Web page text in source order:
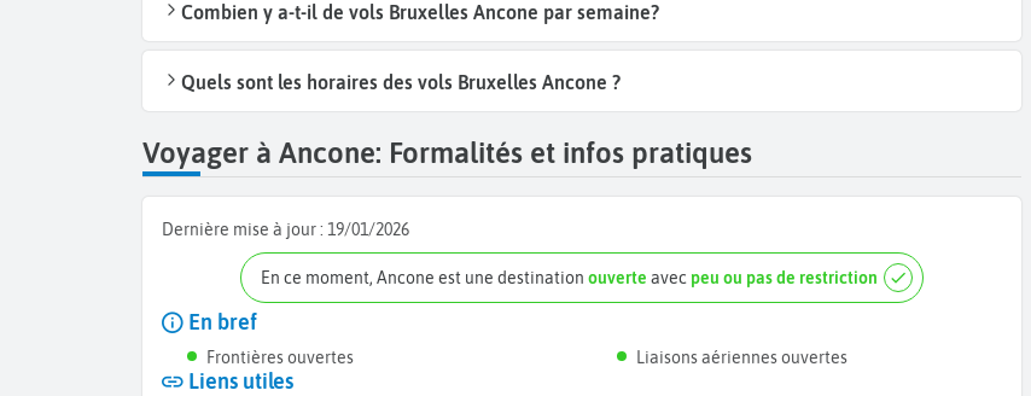
Combien y a-t-il de vols Bruxelles Ancone par semaine?
Quels sont les horaires des vols Bruxelles Ancone ?
Voyager à Ancone: Formalités et infos pratiques
Dernière mise à jour : 19/01/2026
En ce moment, Ancone est une destinationouverte avec peu ou pas de restriction
En bref
Frontières ouvertes Liaisons aériennes ouvertes
Liens utiles